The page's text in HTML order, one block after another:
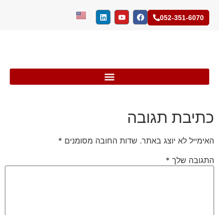
052-351-6070
כתיבת תגובה
האימייל לא יוצג באתר. שדות החובה מסומנים *
התגובה שלך *